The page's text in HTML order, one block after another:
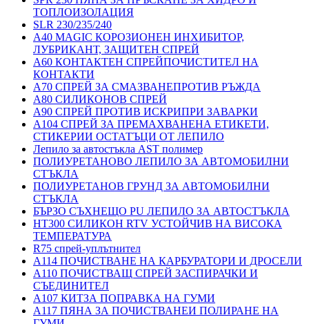
ТОПЛОИЗОЛАЦИЯ
SLR 230/235/240
A40 MAGIC КОРОЗИОНЕН ИНХИБИТОР,
ЛУБРИКАНТ, ЗАЩИТЕН СПРЕЙ
A60 КОНТАКТЕН СПРЕЙПОЧИСТИТЕЛ НА
КОНТАКТИ
A70 СПРЕЙ ЗА СМАЗВАНЕПРОТИВ РЪЖДА
A80 СИЛИКОНОВ СПРЕЙ
A90 СПРЕЙ ПРОТИВ ИСКРИПРИ ЗАВАРКИ
A104 СПРЕЙ ЗА ПРЕМАХВАНЕНА ЕТИКЕТИ,
СТИКЕРИИ ОСТАТЪЦИ ОТ ЛЕПИЛО
Лепило за автостъкла AST полимер
ПОЛИУРЕТАНОВО ЛЕПИЛО ЗА АВТОМОБИЛНИ
СТЪКЛА
ПОЛИУРЕТАНОВ ГРУНД ЗА АВТОМОБИЛНИ
СТЪКЛА
БЪРЗО СЪХНЕЩО PU ЛЕПИЛО ЗА АВТОСТЪКЛА
HT300 СИЛИКОН RTV УСТОЙЧИВ НА ВИСОКА
ТЕМПЕРАТУРА
R75 спрей-уплътнител
A114 ПОЧИСТВАНЕ НА КАРБУРАТОРИ И ДРОСЕЛИ
A110 ПОЧИСТВАЩ СПРЕЙ ЗАСПИРАЧКИ И
СЪЕДИНИТЕЛ
A107 КИТЗА ПОПРАВКА НА ГУМИ
A117 ПЯНА ЗА ПОЧИСТВАНЕИ ПОЛИРАНЕ НА